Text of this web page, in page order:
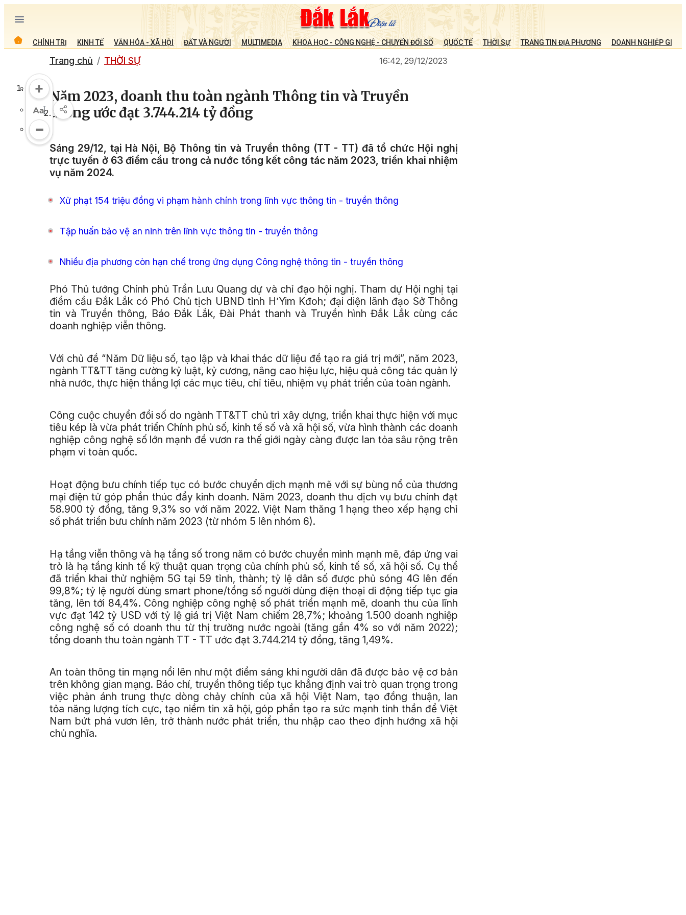
CHÍNH TRỊ KINH TẾ VĂN HÓA - XÃ HỘI ĐẤT VÀ NGƯỜI MULTIMEDIA KHOA HỌC - CÔNG NGHỆ - CHUYỂN ĐỔI SỐ QUỐC TẾ THỜI SỰ TRANG TIN ĐỊA PHƯƠNG DOANH NGHIỆP GIỚI
Trang chủ THỜI SỰ 16:42, 29/12/2023
Năm 2023, doanh thu toàn ngành Thông tin và Truyền
thông ước đạt 3.744.214 tỷ đồng
Sáng 29/12, tại Hà Nội, Bộ Thông tin và Truyền thông (TT - TT) đã tổ chức Hội nghị
trực tuyến ở 63 điểm cầu trong cả nước tổng kết công tác năm 2023, triển khai nhiệm
vụ năm 2024.
Xử phạt 154 triệu đồng vi phạm hành chính trong lĩnh vực thông tin - truyền thông
Tập huấn bảo vệ an ninh trên lĩnh vực thông tin - truyền thông
Nhiều địa phương còn hạn chế trong ứng dụng Công nghệ thông tin - truyền thông
Phó Thủ tướng Chính phủ Trần Lưu Quang dự và chỉ đạo hội nghị. Tham dự Hội nghị tại
điểm cầu Đắk Lắk có Phó Chủ tịch UBND tỉnh H’Yim Kđoh; đại diện lãnh đạo Sở Thông
tin và Truyền thông, Báo Đắk Lắk, Đài Phát thanh và Truyền hình Đắk Lắk cùng các
doanh nghiệp viễn thông.
Với chủ đề “Năm Dữ liệu số, tạo lập và khai thác dữ liệu để tạo ra giá trị mới”, năm 2023,
ngành TT&TT tăng cường kỷ luật, kỷ cương, nâng cao hiệu lực, hiệu quả công tác quản lý
nhà nước, thực hiện thắng lợi các mục tiêu, chỉ tiêu, nhiệm vụ phát triển của toàn ngành.
Công cuộc chuyển đổi số do ngành TT&TT chủ trì xây dựng, triển khai thực hiện với mục
tiêu kép là vừa phát triển Chính phủ số, kinh tế số và xã hội số, vừa hình thành các doanh
nghiệp công nghệ số lớn mạnh để vươn ra thế giới ngày càng được lan tỏa sâu rộng trên
phạm vi toàn quốc.
Hoạt động bưu chính tiếp tục có bước chuyển dịch mạnh mẽ với sự bùng nổ của thương
mại điện tử góp phần thúc đẩy kinh doanh. Năm 2023, doanh thu dịch vụ bưu chính đạt
58.900 tỷ đồng, tăng 9,3% so với năm 2022. Việt Nam thăng 1 hạng theo xếp hạng chỉ
số phát triển bưu chính năm 2023 (từ nhóm 5 lên nhóm 6).
Hạ tầng viễn thông và hạ tầng số trong năm có bước chuyển mình mạnh mẽ, đáp ứng vai
trò là hạ tầng kinh tế kỹ thuật quan trọng của chính phủ số, kinh tế số, xã hội số. Cụ thể
đã triển khai thử nghiệm 5G tại 59 tỉnh, thành; tỷ lệ dân số được phủ sóng 4G lên đến
99,8%; tỷ lệ người dùng smart phone/tổng số người dùng điện thoại di động tiếp tục gia
tăng, lên tới 84,4%. Công nghiệp công nghệ số phát triển mạnh mẽ, doanh thu của lĩnh
vực đạt 142 tỷ USD với tỷ lệ giá trị Việt Nam chiếm 28,7%; khoảng 1.500 doanh nghiệp
công nghệ số có doanh thu từ thị trường nước ngoài (tăng gần 4% so với năm 2022);
tổng doanh thu toàn ngành TT - TT ước đạt 3.744.214 tỷ đồng, tăng 1,49%.
An toàn thông tin mạng nổi lên như một điểm sáng khi người dân đã được bảo vệ cơ bản
trên không gian mạng. Báo chí, truyền thông tiếp tục khẳng định vai trò quan trọng trong
việc phản ánh trung thực dòng chảy chính của xã hội Việt Nam, tạo đồng thuận, lan
tỏa năng lượng tích cực, tạo niềm tin xã hội, góp phần tạo ra sức mạnh tinh thần để Việt
Nam bứt phá vươn lên, trở thành nước phát triển, thu nhập cao theo định hướng xã hội
chủ nghĩa.